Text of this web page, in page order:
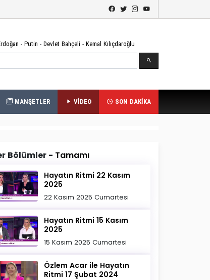
- Putin - Devlet Bahçeli - Kemal Kılıçdaroğlu
MANŞETLER VİDEO SON DAKİKA
Bölümler - Tamamı
Hayatın Ritmi 22 Kasım
2025
22 Kasım 2025 Cumartesi
Hayatın Ritmi 15 Kasım
2025
15 Kasım 2025 Cumartesi
Özlem Acar ile Hayatın
Ritmi 17 Şubat 2024